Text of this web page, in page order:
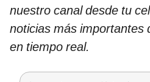
nuestro canal desde tu
noticias más importantes
en tiempo real.